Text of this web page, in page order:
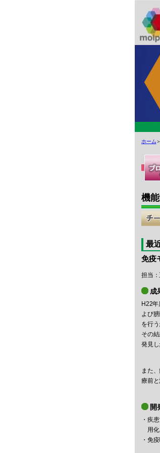
ホーム
機
最
免疫
担当
成
H22
よび
を行
その
発見し
また
療前
開
・疾
用化
・免